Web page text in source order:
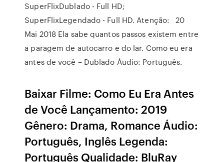
SuperFlixDublado - Full HD;
SuperFlixLegendado - Full HD. Atenção: 20
Mai 2018 Ela sabe quantos passos existem entre
a paragem de autocarro e do lar. Como eu era
antes de você – Dublado Áudio: Português.
Baixar Filme: Como Eu Era Antes
de Você Lançamento: 2019
Gênero: Drama, Romance Áudio:
Português, Inglês Legenda:
Português Qualidade: BluRay